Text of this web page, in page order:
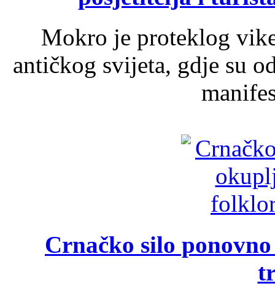
Mokro je proteklog
antičkog svijeta, gdje su
Crnačko silo